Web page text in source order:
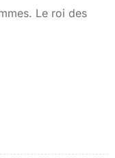
Le roi des